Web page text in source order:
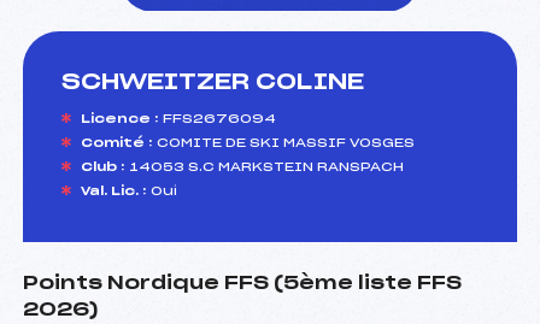
SCHWEITZER COLINE
Licence : FFS2676094
Comité : COMITE DE SKI MASSIF VOSGES
Club : 14053 S.C MARKSTEIN RANSPACH
Val. Lic. : Oui
Points Nordique FFS (5ème liste FFS
2026)